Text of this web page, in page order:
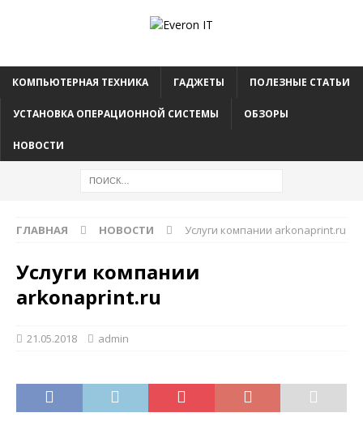
КОМПЬЮТЕРНАЯ ТЕХНИКА ГАДЖЕТЫ ПОЛЕЗНЫЕ СТАТЬИ
УСТАНОВКА ОПЕРАЦИОННОЙ СИСТЕМЫ ОБЗОРЫ
НОВОСТИ
ГЛАВНАЯ НОВОСТИ Услуги компании arkonaprint.ru
Услуги компании
arkonaprint.ru
21.05.2018 admin